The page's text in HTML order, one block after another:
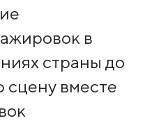
в
страны до
вместе